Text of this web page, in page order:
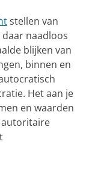
stellen van
naadloos
blijken van
binnen en
Het aan je
en waarden
autoritaire